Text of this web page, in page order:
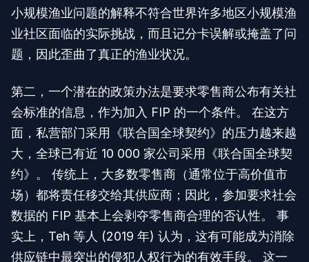
小规模渔业问题的解释不符合世界许多地区小规模渔
业社区面临的实际挑战，而且记分卡误解或掩盖了问
题，因此歪曲了真正的渔业状况。
第二，一个潜在的政策办法是要求零售商公布有关社
会标准的信息，作为加入 FIP 的一个条件。 在这方
面，私营部门采用《联合国全球契约》的压力越来越
大，全球已有近 10 000 家公司采用《联合国全球契
约》。 传统上，大多数零售商（通常位于高价值市
场）都将责任移交给其供应商；因此，参加要求社会
数据的 FIP 基本上会剥夺零售商合理的否认性。 事
实上，Teh 等人 (2019 年) 认为，这有可能成为消除
供应链中最突出的侵犯人权行为的有效手段。 这一